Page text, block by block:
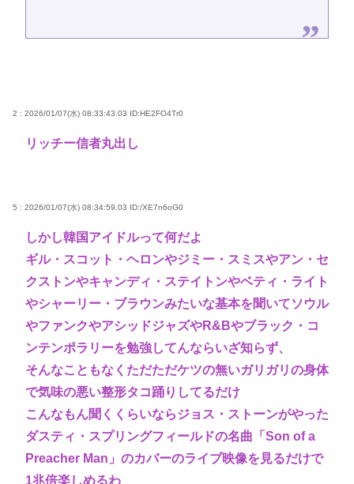
2 : 2026/01/07(水) 08:33:43.03 ID:HE2FO4Tr0
リッチー信者丸出し
5 : 2026/01/07(水) 08:34:59.03 ID:/XE7n6oG0
しかし韓国アイドルって何だよ
ギル・スコット・ヘロンやジミー・スミスやアン・セ
クストンやキャンディ・ステイトンやベティ・ライト
やシャーリー・ブラウンみたいな基本を聞いてソウル
やファンクやアシッドジャズやR&Bやブラック・コ
ンテンポラリーを勉強してんならいざ知らず、
そんなこともなくただただケツの無いガリガリの身体
で気味の悪い整形タコ踊りしてるだけ
こんなもん聞くくらいならジョス・ストーンがやった
ダスティ・スプリングフィールドの名曲「Son of a
Preacher Man」のカバーのライブ映像を見るだけで
1兆倍楽しめるわ